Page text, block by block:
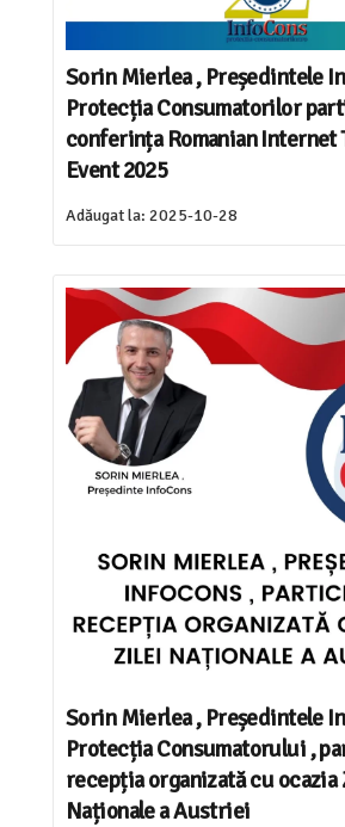
Sorin Mierlea , Președintele
Protecția Consumatorilor
conferința Romanian Internet
Event 2025
Adăugat la: 2025-10-28
Sorin Mierlea , Președintele
Protecția Consumatorului ,
recepția organizată cu ocazia
Naționale a Austriei